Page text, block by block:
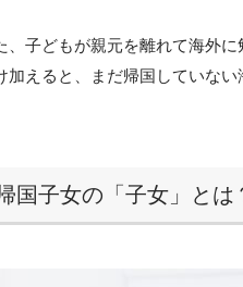
、子どもが親元を離れて海外
加えると、まだ帰国していない
国子女の「子女」とは